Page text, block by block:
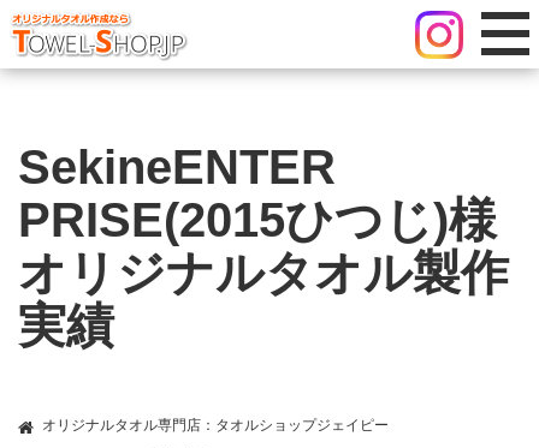
SekineENTER
PRISE(2015ひつじ)様
オリジナルタオル製作
実績
オリジナルタオル専門店：タオルショップジェイピー